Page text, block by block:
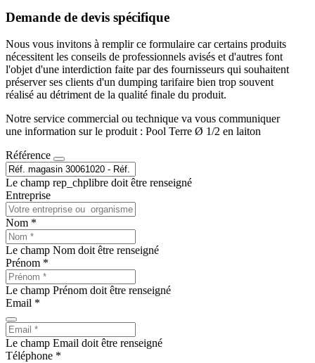
Demande de devis spécifique
Nous vous invitons à remplir ce formulaire car certains produits
nécessitent les conseils de professionnels avisés et d'autres font
l'objet d'une interdiction faite par des fournisseurs qui souhaitent
préserver ses clients d'un dumping tarifaire bien trop souvent
réalisé au détriment de la qualité finale du produit.
Notre service commercial ou technique va vous communiquer
une information sur le produit : Pool Terre Ø 1/2 en laiton
Référence
Le champ rep_chplibre doit être renseigné
Entreprise
Nom *
Le champ Nom doit être renseigné
Prénom *
Le champ Prénom doit être renseigné
Email *
Le champ Email doit être renseigné
Téléphone *